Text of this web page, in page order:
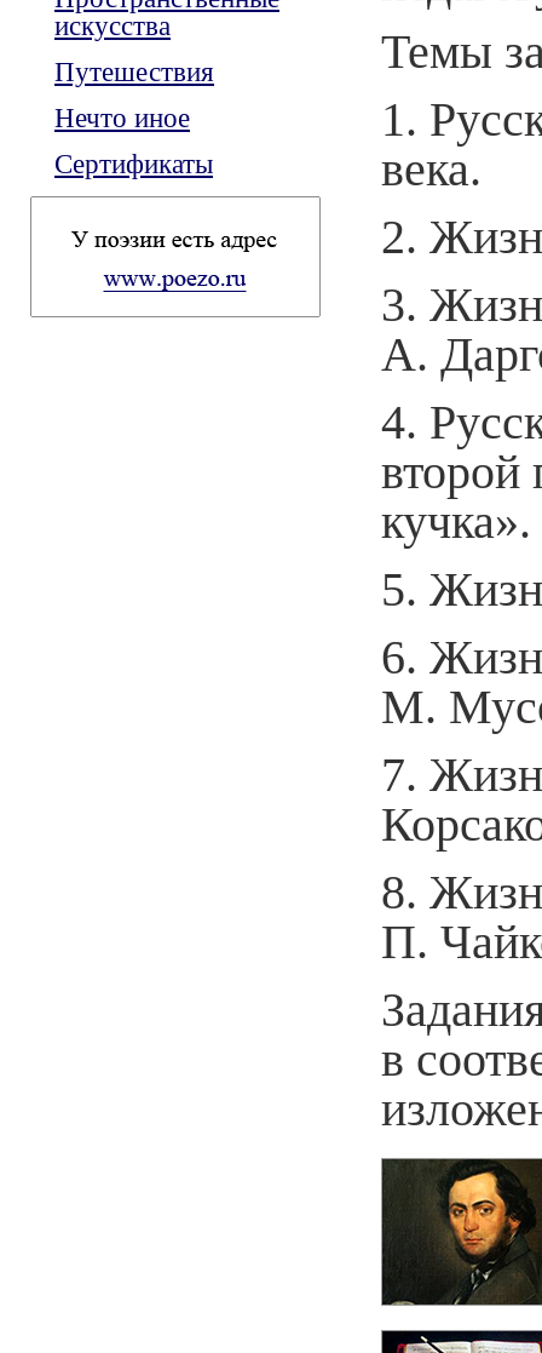
искусства
Путешествия
Нечто иное
Сертификаты
Темы
1.
века.
2.
3.
А.
4.
второй
кучка».
5.
6.
М.
7.
8.
П.
в